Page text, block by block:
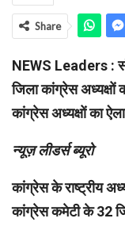
Share
NEWS Leaders :
जिला कांग्रेस अध्यक्षों
कांग्रेस अध्यक्षों का
न्यूज़ लीडर्स ब्यूरो
कांग्रेस के राष्ट्रीय
कांग्रेस कमेटी के 32